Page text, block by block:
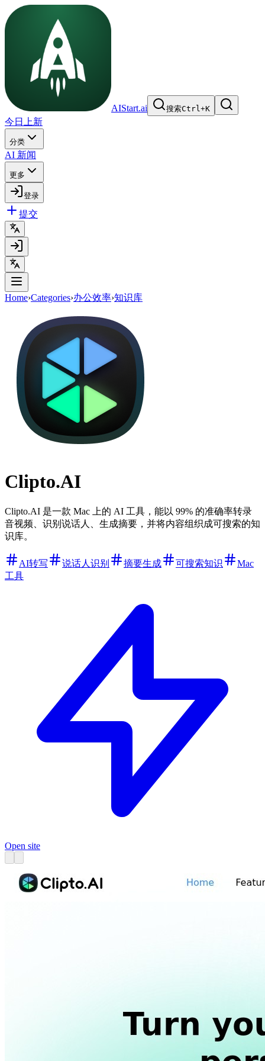
AIStart.ai 搜索Ctrl+K
今日上新
分类
AI 新闻
更多
登录
提交
Home›Categories›办公效率›知识库
Clipto.AI
Clipto.AI 是一款 Mac 上的 AI 工具，能以 99% 的准确率转录
音视频、识别说话人、生成摘要，并将内容组织成可搜索的知
识库。
AI转写 说话人识别 摘要生成 可搜索知识
Mac
工具
Open site